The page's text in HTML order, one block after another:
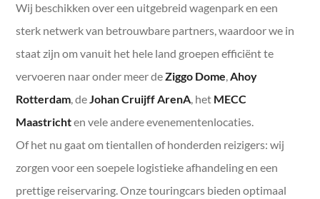
Wij beschikken over een uitgebreid wagenpark en een
sterk netwerk van betrouwbare partners, waardoor we in
staat zijn om vanuit het hele land groepen efficiënt te
vervoeren naar onder meer deZiggo Dome,Ahoy
Rotterdam, deJohan Cruijff ArenA, het MECC
Maastrichten vele andere evenementenlocaties.
Of het nu gaat om tientallen of honderden reizigers: wij
zorgen voor een soepele logistieke afhandeling en een
prettige reiservaring. Onze touringcars bieden optimaal